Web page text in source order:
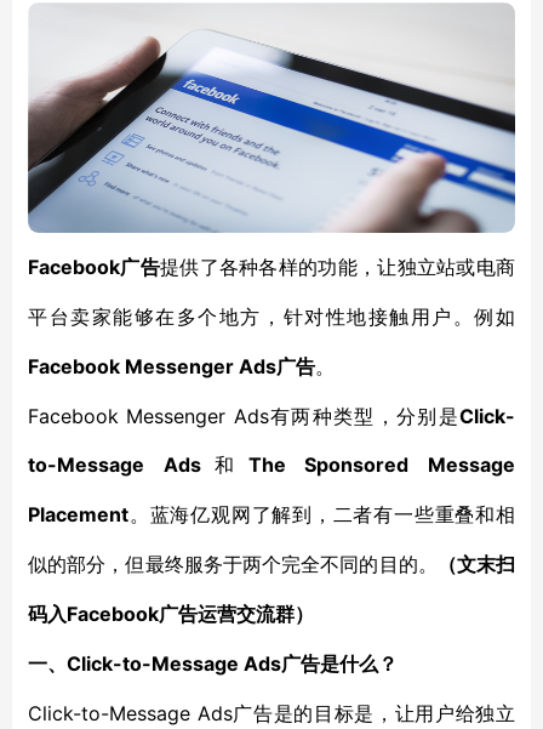
Facebook广告提供了各种各样的功能，让独立站或电商
平台卖家能够在多个地方，针对性地接触用户。例如
Facebook Messenger Ads广告。
Facebook Messenger Ads有两种类型，分别是Click-
to-Message Ads和 The Sponsored Message
Placement。蓝海亿观网了解到，二者有一些重叠和相
似的部分，但最终服务于两个完全不同的目的。 （文末扫
码入Facebook广告运营交流群）
一、 Click-to-Message Ads广告是什么？
Click-to-Message Ads广告是的目标是，让用户给独立